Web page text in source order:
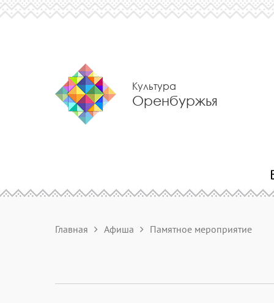
Культура
Оренбуржья
Главная Афиша Памятное мероприятие